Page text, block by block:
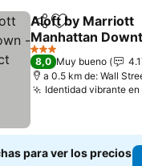
Compartir
Añadir a
Aloft by Marriott
Manhattan
Financial District
Ver precios
3 Estrellas
8,0 Muy bueno
a 0.5 km de: Wall
Identidad vibrante
para ver los precios